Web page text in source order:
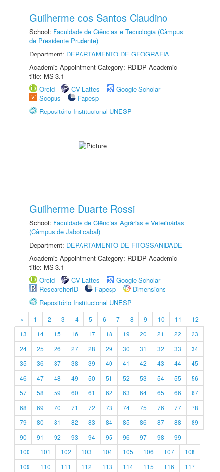
Guilherme dos Santos Claudino
School: Faculdade de Ciências e Tecnologia (Câmpus
de Presidente Prudente)
Department: DEPARTAMENTO DE GEOGRAFIA
Academic Appointment Category: RDIDP Academic
title: MS-3.1
Orcid
CV Lattes
Google Scholar
Scopus
Fapesp
Repositório Institucional UNESP
Guilherme Duarte Rossi
School: Faculdade de Ciências Agrárias e Veterinárias
(Câmpus de Jaboticabal)
Department: DEPARTAMENTO DE FITOSSANIDADE
Academic Appointment Category: RDIDP Academic
title: MS-3.1
Orcid
CV Lattes
Google Scholar
ResearcherID
Fapesp
Dimensions
Repositório Institucional UNESP
« 1 2 3 4 5 6 7 8 9 10 11
12
13
14 15 16 17 18 19 20 21 22
23
24
25 26 27 28 29 30 31 32 33
34
35
36 37 38 39 40 41 42 43 44
45
46
47 48 49 50 51 52 53 54 55
56
57
58 59 60 61 62 63 64 65 66
67
68
69 70 71 72 73 74 75 76 77
78
79
80 81 82 83 84 85 86 87 88
89
90
91 92 93 94 95 96 97 98
99
100
101 102 103 104 105 106 107
108
109
110 111 112 113 114 115 116
117